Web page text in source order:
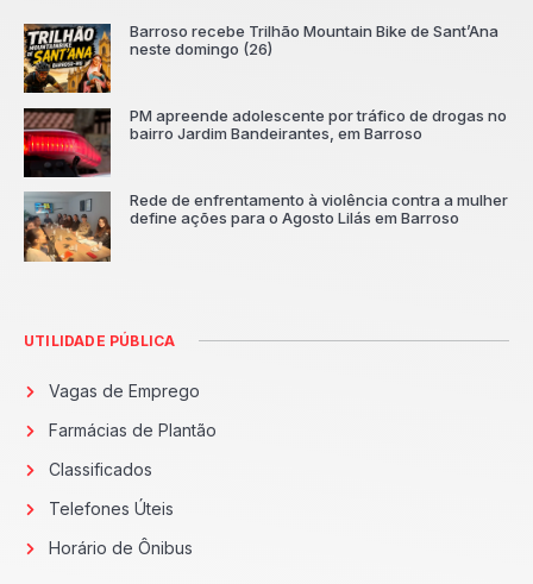
Barroso recebe Trilhão Mountain Bike de Sant’Ana
neste domingo (26)
PM apreende adolescente por tráfico de drogas no
bairro Jardim Bandeirantes, em Barroso
Rede de enfrentamento à violência contra a mulher
define ações para o Agosto Lilás em Barroso
UTILIDADE PÚBLICA
Vagas de Emprego
Farmácias de Plantão
Classificados
Telefones Úteis
Horário de Ônibus